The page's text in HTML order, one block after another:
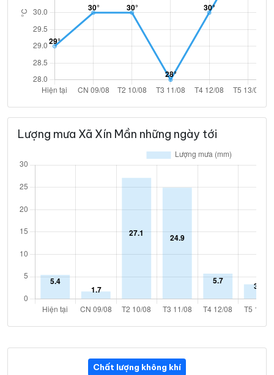
Lượng mưa Xã Xín Mần những ngày tới
Chất lượng không khí